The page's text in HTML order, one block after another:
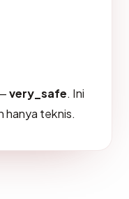
very_safe. Ini
hanya teknis.